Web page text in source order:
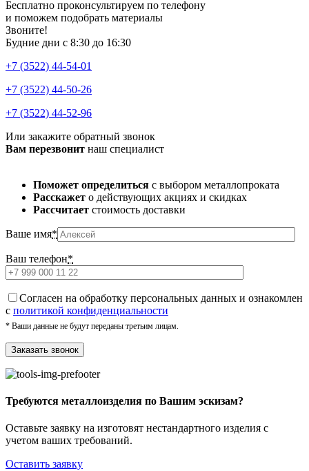
Бесплатно проконсультируем по телефону
и поможем подобрать материалы
Звоните!
Будние дни с 8:30 до 16:30
+7 (3522) 44-54-01
+7 (3522) 44-50-26
+7 (3522) 44-52-96
Или закажите обратный звонок
Вам перезвонит наш специалист
Поможет определиться с выбором металлопроката
Расскажет о действующих акциях и скидках
Рассчитает стоимость доставки
Ваше имя*
Ваш телефон*
Cогласен на обработку персональных данных и ознакомлен
с политикой конфиденциальности
* Ваши данные не будут переданы третьим лицам.
Требуются металлоизделия по Вашим эскизам?
Оставьте заявку на изготовят нестандартного изделия с
учетом ваших требований.
Оставить заявку